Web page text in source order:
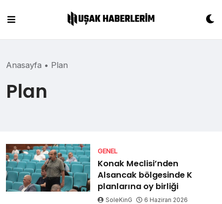
content
Anasayfa • Plan
Plan
GENEL
Konak Meclisi’nden
Alsancak bölgesinde K
planlarına oy birliği
SoleKinG 6 Haziran 2026